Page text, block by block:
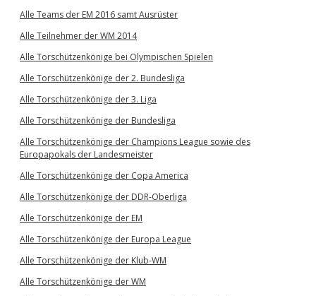
Alle Teams der EM 2016 samt Ausrüster
Alle Teilnehmer der WM 2014
Alle Torschützenkönige bei Olympischen Spielen
Alle Torschützenkönige der 2. Bundesliga
Alle Torschützenkönige der 3. Liga
Alle Torschützenkönige der Bundesliga
Alle Torschützenkönige der Champions League sowie des
Europapokals der Landesmeister
Alle Torschützenkönige der Copa America
Alle Torschützenkönige der DDR-Oberliga
Alle Torschützenkönige der EM
Alle Torschützenkönige der Europa League
Alle Torschützenkönige der Klub-WM
Alle Torschützenkönige der WM